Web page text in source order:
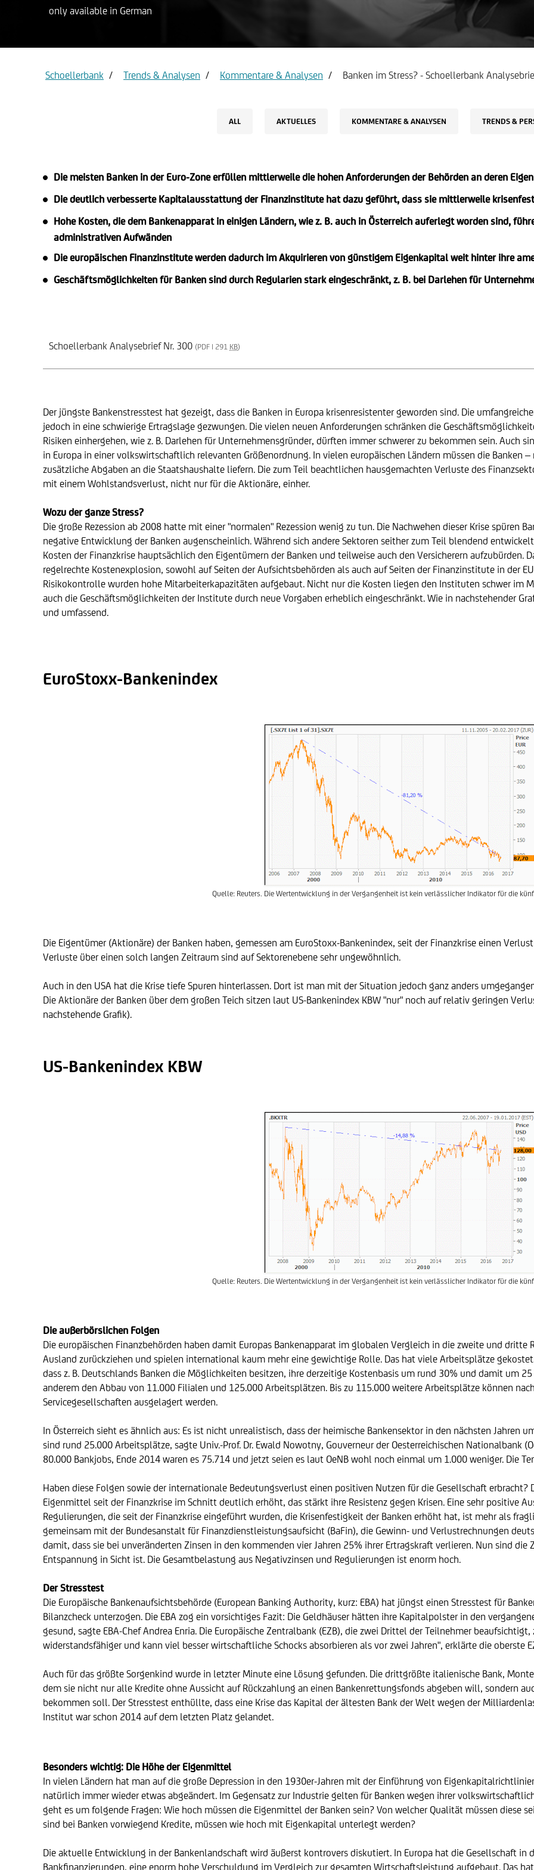
Report service Income
only available in German
Schoellerbank Trends & Analysen Kommentare & Analysen Banken im Stress? - Schoellerbank
ALL AKTUELLES KOMMENTARE & ANALYSEN TRENDS &
Die meisten Banken in der Euro-Zone erfüllen mittlerweile die hohen Anforderungen der Behörden an deren
Die deutlich verbesserte Kapitalausstattung der Finanzinstitute hat dazu geführt, dass sie mittlerweile
Hohe Kosten, die dem Bankenapparat in einigen Ländern, wie z. B. auch in Österreich auferlegt worden sind,
administrativen Aufwänden
Die europäischen Finanzinstitute werden dadurch im Akquirieren von günstigem Eigenkapital weit hinter ihre
Geschäftsmöglichkeiten für Banken sind durch Regularien stark eingeschränkt, z. B. bei Darlehen für
Schoellerbank Analysebrief Nr. 300 (PDF | 291 KB)
Der jüngste Bankenstresstest hat gezeigt, dass die Banken in Europa krisenresistenter geworden sind. Die
jedoch in eine schwierige Ertragslage gezwungen. Die vielen neuen Anforderungen schränken die
Risiken einhergehen, wie z. B. Darlehen für Unternehmensgründer, dürften immer schwerer zu bekommen sein. Auch
in Europa in einer volkswirtschaftlich relevanten Größenordnung. In vielen europäischen Ländern müssen die Banken –
zusätzliche Abgaben an die Staatshaushalte liefern. Die zum Teil beachtlichen hausgemachten Verluste des
mit einem Wohlstandsverlust, nicht nur für die Aktionäre, einher.
Wozu der ganze Stress?
Die große Rezession ab 2008 hatte mit einer "normalen" Rezession wenig zu tun. Die Nachwehen dieser Krise spüren
negative Entwicklung der Banken augenscheinlich. Während sich andere Sektoren seither zum Teil blendend
Kosten der Finanzkrise hauptsächlich den Eigentümern der Banken und teilweise auch den Versicherern aufzubürden.
regelrechte Kostenexplosion, sowohl auf Seiten der Aufsichtsbehörden als auch auf Seiten der Finanzinstitute in der
Risikokontrolle wurden hohe Mitarbeiterkapazitäten aufgebaut. Nicht nur die Kosten liegen den Instituten schwer im
auch die Geschäftsmöglichkeiten der Institute durch neue Vorgaben erheblich eingeschränkt. Wie in nachstehender
und umfassend.
EuroStoxx-Bankenindex
Quelle: Reuters. Die Wertentwicklung in der Vergangenheit ist kein verlässlicher Indikator für die
Die Eigentümer (Aktionäre) der Banken haben, gemessen am EuroStoxx-Bankenindex, seit der Finanzkrise einen
Verluste über einen solch langen Zeitraum sind auf Sektorenebene sehr ungewöhnlich.
Auch in den USA hat die Krise tiefe Spuren hinterlassen. Dort ist man mit der Situation jedoch ganz anders
Die Aktionäre der Banken über dem großen Teich sitzen laut US-Bankenindex KBW "nur" noch auf relativ geringen
nachstehende Grafik).
US-Bankenindex KBW
Quelle: Reuters. Die Wertentwicklung in der Vergangenheit ist kein verlässlicher Indikator für die
Die außerbörslichen Folgen
Die europäischen Finanzbehörden haben damit Europas Bankenapparat im globalen Vergleich in die zweite und dritte
Ausland zurückziehen und spielen international kaum mehr eine gewichtige Rolle. Das hat viele Arbeitsplätze
dass z. B. Deutschlands Banken die Möglichkeiten besitzen, ihre derzeitige Kostenbasis um rund 30% und damit um 25
anderem den Abbau von 11.000 Filialen und 125.000 Arbeitsplätzen. Bis zu 115.000 weitere Arbeitsplätze können
Servicegesellschaften ausgelagert werden.
In Österreich sieht es ähnlich aus: Es ist nicht unrealistisch, dass der heimische Bankensektor in den nächsten Jahren
sind rund 25.000 Arbeitsplätze, sagte Univ.-Prof. Dr. Ewald Nowotny, Gouverneur der Oesterreichischen Nationalbank
80.000 Bankjobs, Ende 2014 waren es 75.714 und jetzt seien es laut OeNB wohl noch einmal um 1.000 weniger. Die
Haben diese Folgen sowie der internationale Bedeutungsverlust einen positiven Nutzen für die Gesellschaft erbracht?
Eigenmittel seit der Finanzkrise im Schnitt deutlich erhöht, das stärkt ihre Resistenz gegen Krisen. Eine sehr positive
Regulierungen, die seit der Finanzkrise eingeführt wurden, die Krisenfestigkeit der Banken erhöht hat, ist mehr als
gemeinsam mit der Bundesanstalt für Finanzdienstleistungsaufsicht (BaFin), die Gewinn- und Verlustrechnungen
damit, dass sie bei unveränderten Zinsen in den kommenden vier Jahren 25% ihrer Ertragskraft verlieren. Nun sind die
Entspannung in Sicht ist. Die Gesamtbelastung aus Negativzinsen und Regulierungen ist enorm hoch.
Der Stresstest
Die Europäische Bankenaufsichtsbehörde (European Banking Authority, kurz: EBA) hat jüngst einen Stresstest für
Bilanzcheck unterzogen. Die EBA zog ein vorsichtiges Fazit: Die Geldhäuser hätten ihre Kapitalpolster in den
gesund, sagte EBA-Chef Andrea Enria. Die Europäische Zentralbank (EZB), die zwei Drittel der Teilnehmer beaufsichtigt,
widerstandsfähiger und kann viel besser wirtschaftliche Schocks absorbieren als vor zwei Jahren", erklärte die oberste
Auch für das größte Sorgenkind wurde in letzter Minute eine Lösung gefunden. Die drittgrößte italienische Bank,
dem sie nicht nur alle Kredite ohne Aussicht auf Rückzahlung an einen Bankenrettungsfonds abgeben will, sondern
bekommen soll. Der Stresstest enthüllte, dass eine Krise das Kapital der ältesten Bank der Welt wegen der
Institut war schon 2014 auf dem letzten Platz gelandet.
Besonders wichtig: Die Höhe der Eigenmittel
In vielen Ländern hat man auf die große Depression in den 1930er-Jahren mit der Einführung von
natürlich immer wieder etwas abgeändert. Im Gegensatz zur Industrie gelten für Banken wegen ihrer
geht es um folgende Fragen: Wie hoch müssen die Eigenmittel der Banken sein? Von welcher Qualität müssen diese
sind bei Banken vorwiegend Kredite, müssen wie hoch mit Eigenkapital unterlegt werden?
Die aktuelle Entwicklung in der Bankenlandschaft wird äußerst kontrovers diskutiert. In Europa hat die Gesellschaft in
Bankfinanzierungen, eine enorm hohe Verschuldung im Vergleich zur gesamten Wirtschaftsleistung aufgebaut. Das